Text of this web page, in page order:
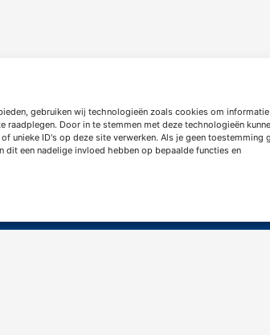
gebruiken wij technologieën zoals cookies om
raadplegen. Door in te stemmen met deze technologieën
unieke ID's op deze site verwerken. Als je geen toestemming
dit een nadelige invloed hebben op bepaalde functies en
Information
Stellenangebote